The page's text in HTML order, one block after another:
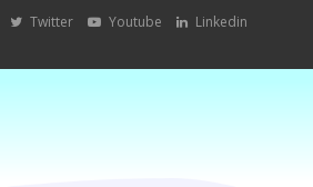
Twitter Youtube Linkedin